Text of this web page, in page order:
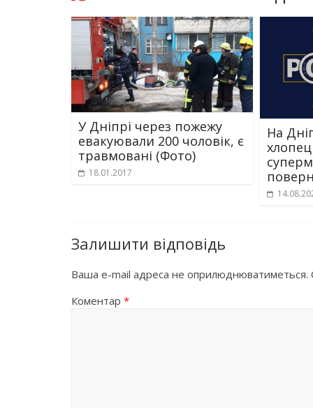
У Дніпрі через пожежу
евакуювали 200 чоловік, є
травмовані (Фото)
18.01.2017
На
Залишити відповідь
Ваша e-mail адреса не оприлюднюватиметься.
Коментар *